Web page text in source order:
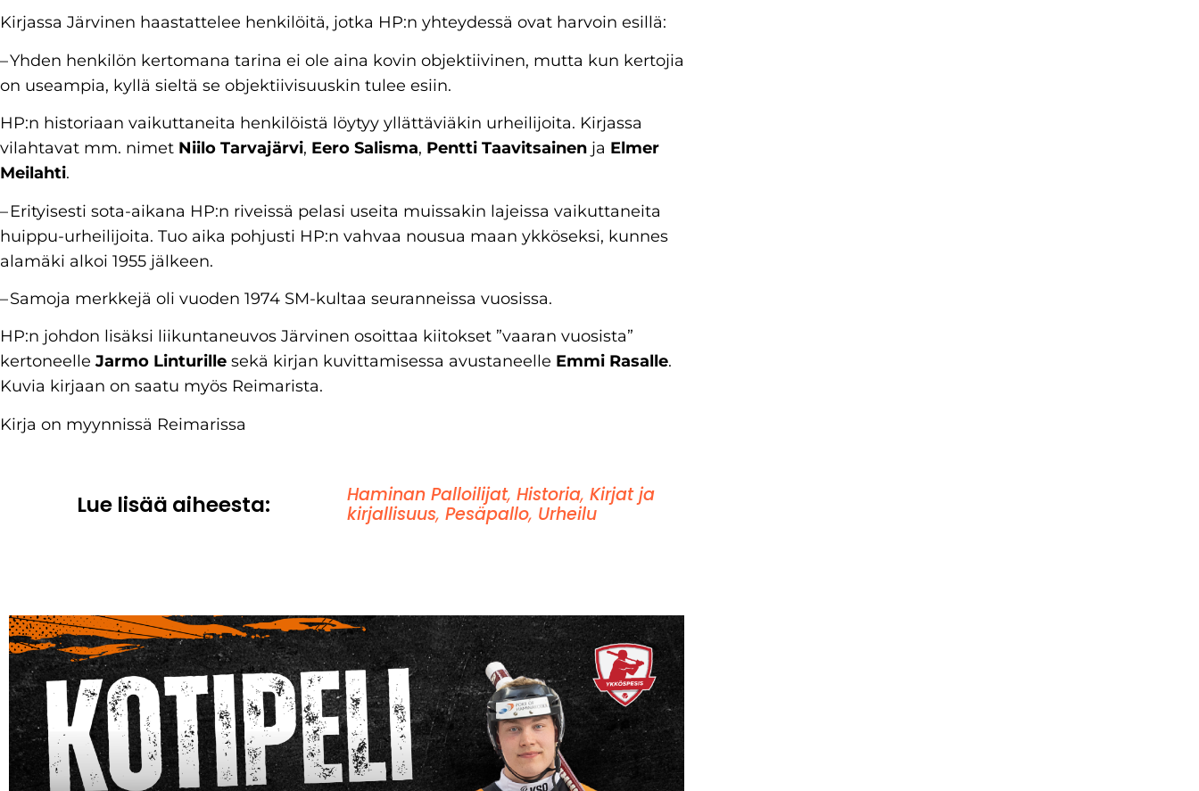
Kirjassa Järvinen haastattelee henkilöitä, jotka HP:n yhteydessä ovat harvoin esillä:
– Yhden henkilön kertomana tarina ei ole aina kovin objektiivinen, mutta kun kertojia
on useampia, kyllä sieltä se objektiivisuuskin tulee esiin.
HP:n historiaan vaikuttaneita henkilöistä löytyy yllättäviäkin urheilijoita. Kirjassa
vilahtavat mm. nimet Niilo Tarvajärvi, Eero Salisma, Pentti Taavitsainen ja Elmer
Meilahti.
– Erityisesti sota-aikana HP:n riveissä pelasi useita muissakin lajeissa vaikuttaneita
huippu-urheilijoita. Tuo aika pohjusti HP:n vahvaa nousua maan ykköseksi, kunnes
alamäki alkoi 1955 jälkeen.
– Samoja merkkejä oli vuoden 1974 SM-kultaa seuranneissa vuosissa.
HP:n johdon lisäksi liikuntaneuvos Järvinen osoittaa kiitokset ”vaaran vuosista”
kertoneelleJarmo Linturille sekä kirjan kuvittamisessa avustaneelle Emmi Rasalle.
Kuvia kirjaan on saatu myös Reimarista.
Kirja on myynnissä Reimarissa
Lue lisää aiheesta: Haminan Palloilijat, Historia, Kirjat ja
kirjallisuus, Pesäpallo, Urheilu